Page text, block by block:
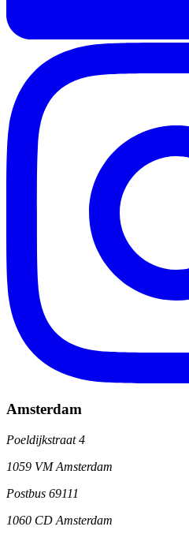
Amsterdam
Poeldijkstraat 4
1059 VM Amsterdam
Postbus 69111
1060 CD Amsterdam